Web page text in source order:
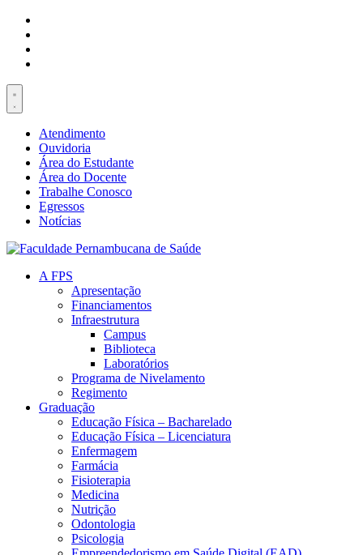
Atendimento
Ouvidoria
Área do Estudante
Área do Docente
Trabalhe Conosco
Egressos
Notícias
A FPS
Apresentação
Financiamentos
Infraestrutura
Campus
Biblioteca
Laboratórios
Programa de Nivelamento
Regimento
Graduação
Educação Física – Bacharelado
Educação Física – Licenciatura
Enfermagem
Farmácia
Fisioterapia
Medicina
Nutrição
Odontologia
Psicologia